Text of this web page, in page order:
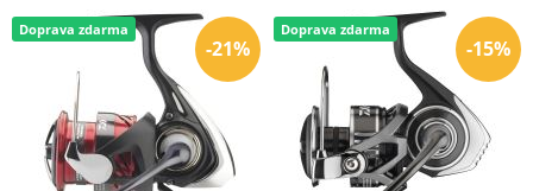
-21%
Doprava zdarma
-15%
Doprava zdarma